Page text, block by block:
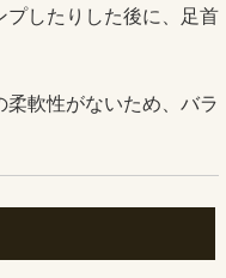
プしたりした後に、足首
柔軟性がないため、バラ